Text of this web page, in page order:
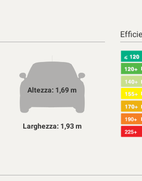
Altezza: 1,69 m
Larghezza: 1,93 m